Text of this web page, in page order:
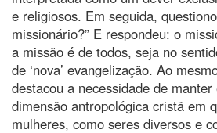
e religiosos. Em seguida,
missionário?” E respondeu: o
a missão é de todos, seja no
de ‘nova’ evangelização. Ao
destacou a necessidade de
dimensão antropológica cristã em
mulheres, como seres diversos e